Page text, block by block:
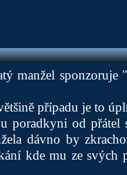
manžel sponzoruje
případu je to
poradkyni od přátel
dávno by
kde mu ze svých